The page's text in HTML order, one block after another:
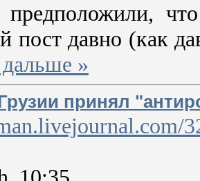
предположили,
пост давно (как
»
принял